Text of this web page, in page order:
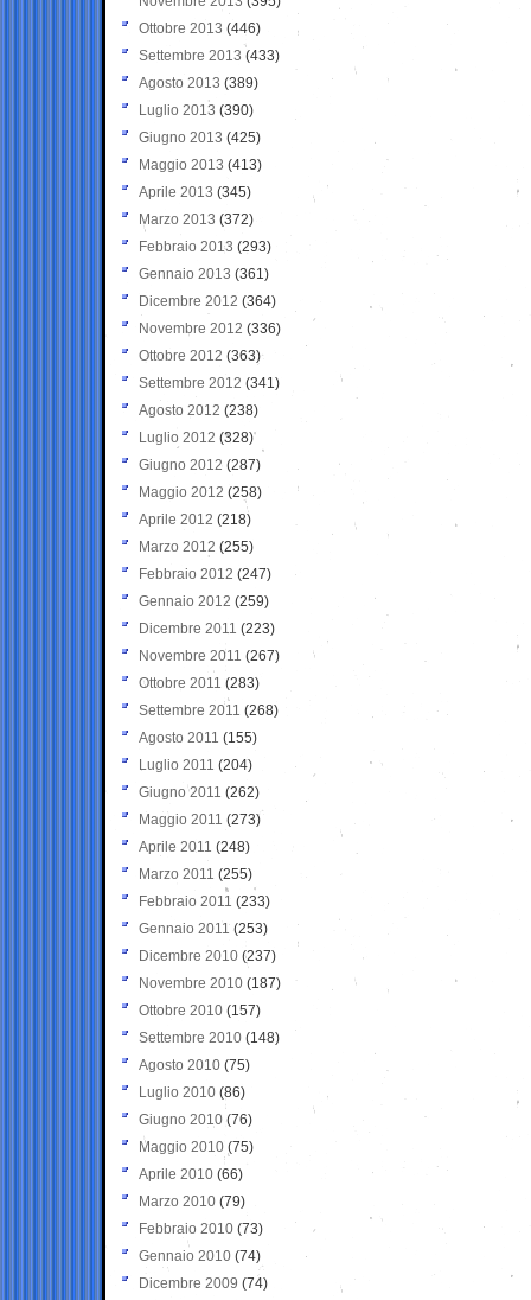
Ottobre 2013 (446)
Settembre 2013 (433)
Agosto 2013 (389)
Luglio 2013 (390)
Giugno 2013 (425)
Maggio 2013 (413)
Aprile 2013 (345)
Marzo 2013 (372)
Febbraio 2013 (293)
Gennaio 2013 (361)
Dicembre 2012 (364)
Novembre 2012 (336)
Ottobre 2012 (363)
Settembre 2012 (341)
Agosto 2012 (238)
Luglio 2012 (328)
Giugno 2012 (287)
Maggio 2012 (258)
Aprile 2012 (218)
Marzo 2012 (255)
Febbraio 2012 (247)
Gennaio 2012 (259)
Dicembre 2011 (223)
Novembre 2011 (267)
Ottobre 2011 (283)
Settembre 2011 (268)
Agosto 2011 (155)
Luglio 2011 (204)
Giugno 2011 (262)
Maggio 2011 (273)
Aprile 2011 (248)
Marzo 2011 (255)
Febbraio 2011 (233)
Gennaio 2011 (253)
Dicembre 2010 (237)
Novembre 2010 (187)
Ottobre 2010 (157)
Settembre 2010 (148)
Agosto 2010 (75)
Luglio 2010 (86)
Giugno 2010 (76)
Maggio 2010 (75)
Aprile 2010 (66)
Marzo 2010 (79)
Febbraio 2010 (73)
Gennaio 2010 (74)
Dicembre 2009 (74)